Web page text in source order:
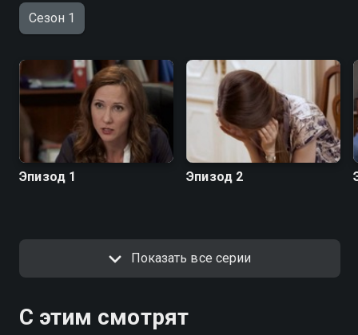
Сезон 1
Эпизод 1 Эпизод 2
Показать все серии
С этим смотрят